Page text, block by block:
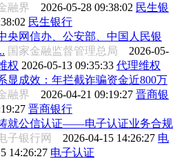
融界 2026-05-28 09:38:02 民生银
民生银行
央网信办、公安部、中国人民银
国家金融监督管理总局 2026-05-
权 2026-05-13 09:35:33 代理维权
显成效：年拦截诈骗资金近800万
融界 2026-04-21 09:19:27 晋商银
晋商银行
就公信认证——电子认证业务合规
子银行网 2026-04-15 14:26:27 电
14:26:27 电子认证